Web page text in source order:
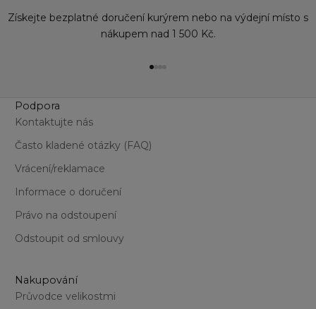
Získejte bezplatné doručení kurýrem nebo na výdejní místo s
nákupem nad 1 500 Kč.
Přejít na položku 1
Přejít na položku 2
Podpora
Kontaktujte nás
Často kladené otázky (FAQ)
Vrácení/reklamace
Informace o doručení
Právo na odstoupení
Odstoupit od smlouvy
Nakupování
Průvodce velikostmi